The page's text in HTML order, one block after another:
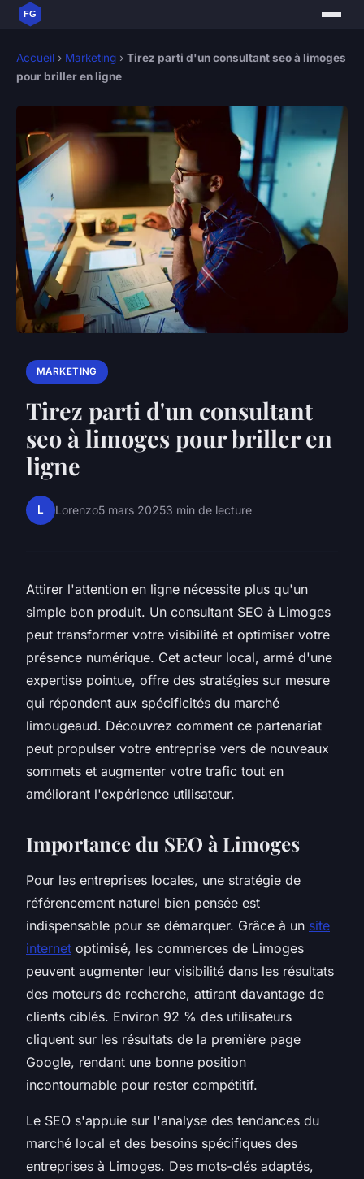
Accueil › Marketing › Tirez parti d'un consultant seo à limoges
pour briller en ligne
MARKETING
Tirez parti d'un consultant
seo à limoges pour briller en
ligne
L Lorenzo5 mars 20253 min de lecture
Attirer l'attention en ligne nécessite plus qu'un
simple bon produit. Un consultant SEO à Limoges
peut transformer votre visibilité et optimiser votre
présence numérique. Cet acteur local, armé d'une
expertise pointue, offre des stratégies sur mesure
qui répondent aux spécificités du marché
limougeaud. Découvrez comment ce partenariat
peut propulser votre entreprise vers de nouveaux
sommets et augmenter votre trafic tout en
améliorant l'expérience utilisateur.
Importance du SEO à Limoges
Pour les entreprises locales, une stratégie de
référencement naturel bien pensée est
indispensable pour se démarquer. Grâce à un site
internet optimisé, les commerces de Limoges
peuvent augmenter leur visibilité dans les résultats
des moteurs de recherche, attirant davantage de
clients ciblés. Environ 92 % des utilisateurs
cliquent sur les résultats de la première page
Google, rendant une bonne position
incontournable pour rester compétitif.
Le SEO s'appuie sur l'analyse des tendances du
marché local et des besoins spécifiques des
entreprises à Limoges. Des mots-clés adaptés,